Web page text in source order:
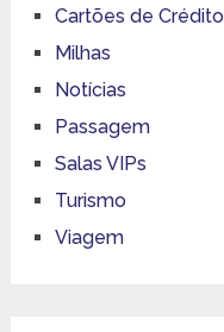
Cartões de Crédito
Milhas
Notícias
Passagem
Salas VIPs
Turismo
Viagem